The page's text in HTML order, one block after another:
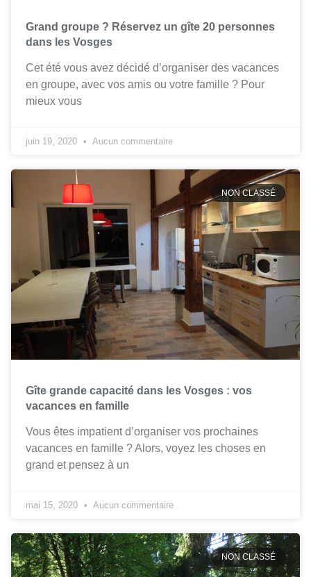
Grand groupe ? Réservez un gîte 20 personnes
dans les Vosges
Cet été vous avez décidé d’organiser des vacances
en groupe, avec vos amis ou votre famille ? Pour
mieux vous
juin 19, 2020 Aucun commentaire
NON CLASSÉ
Gîte grande capacité dans les Vosges : vos
vacances en famille
Vous êtes impatient d’organiser vos prochaines
vacances en famille ? Alors, voyez les choses en
grand et pensez à un
mai 15, 2020 Aucun commentaire
NON CLASSÉ